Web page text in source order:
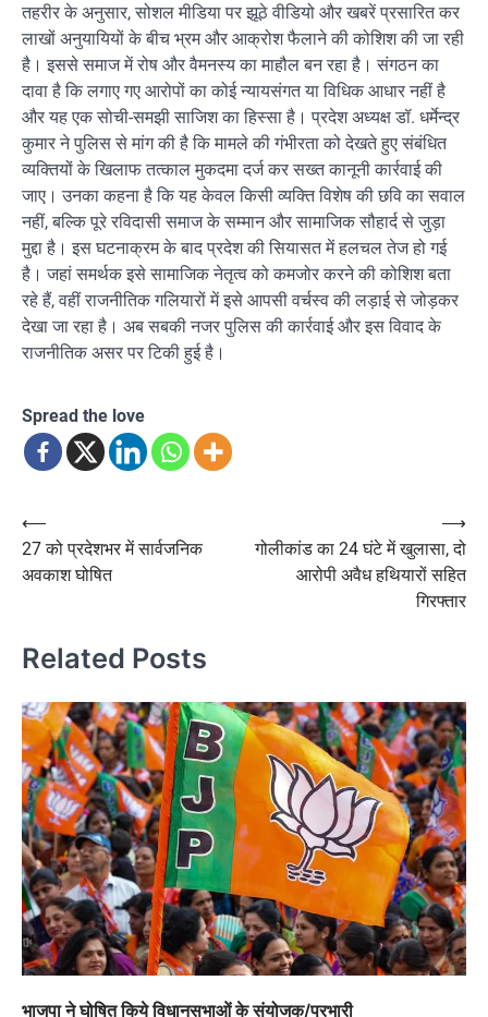
तहरीर के अनुसार, सोशल मीडिया पर झूठे वीडियो और खबरें प्रसारित कर
लाखों अनुयायियों के बीच भ्रम और आक्रोश फैलाने की कोशिश की जा रही
है। इससे समाज में रोष और वैमनस्य का माहौल बन रहा है। संगठन का
दावा है कि लगाए गए आरोपों का कोई न्यायसंगत या विधिक आधार नहीं है
और यह एक सोची-समझी साजिश का हिस्सा है। प्रदेश अध्यक्ष डॉ. धर्मेन्द्र
कुमार ने पुलिस से मांग की है कि मामले की गंभीरता को देखते हुए संबंधित
व्यक्तियों के खिलाफ तत्काल मुकदमा दर्ज कर सख्त कानूनी कार्रवाई की
जाए। उनका कहना है कि यह केवल किसी व्यक्ति विशेष की छवि का सवाल
नहीं, बल्कि पूरे रविदासी समाज के सम्मान और सामाजिक सौहार्द से जुड़ा
मुद्दा है। इस घटनाक्रम के बाद प्रदेश की सियासत में हलचल तेज हो गई
है। जहां समर्थक इसे सामाजिक नेतृत्व को कमजोर करने की कोशिश बता
रहे हैं, वहीं राजनीतिक गलियारों में इसे आपसी वर्चस्व की लड़ाई से जोड़कर
देखा जा रहा है। अब सबकी नजर पुलिस की कार्रवाई और इस विवाद के
राजनीतिक असर पर टिकी हुई है।
Spread the love
Post
navigation
⟵
27 को प्रदेशभर में सार्वजनिक
अवकाश घोषित
गोलीकांड का 24 घंटे में खुलासा, दो
आरोपी अवैध हथियारों सहित
गिरफ्तार
⟶
Related Posts
भाजपा ने घोषित किये विधानसभाओं के संयोजक/प्रभारी